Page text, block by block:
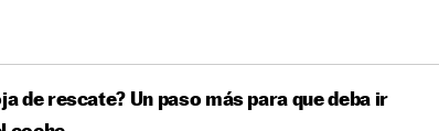
de rescate? Un paso más para que deba ir